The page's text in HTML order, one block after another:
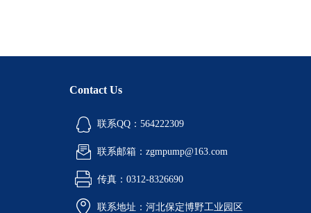
Contact Us
联系QQ：564222309
联系邮箱：zgmpump@163.com
传真：0312-8326690
联系地址：河北保定博野工业园区